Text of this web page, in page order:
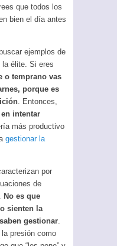
que todos los
bien el día antes
ejemplos de
élite. Si eres
o temprano vas
porque es
. Entonces,
intentar
más productivo
gestionar la
por
de
No es que
sienten la
gestionar.
presión como